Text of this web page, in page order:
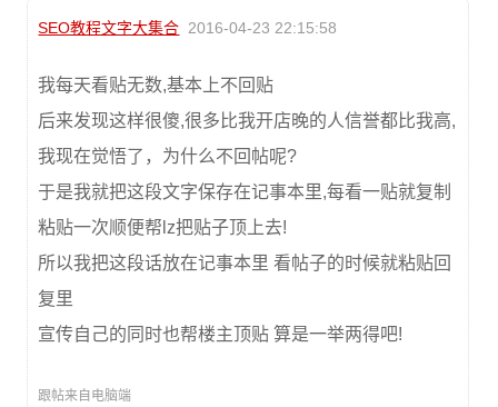
SEO教程文字大集合 2016-04-23 22:15:58
我每天看贴无数,基本上不回贴
后来发现这样很傻,很多比我开店晚的人信誉都比我高,
我现在觉悟了，为什么不回帖呢?
于是我就把这段文字保存在记事本里,每看一贴就复制
粘贴一次顺便帮lz把贴子顶上去!
所以我把这段话放在记事本里 看帖子的时候就粘贴回
复里
宣传自己的同时也帮楼主顶贴 算是一举两得吧!
跟帖来自电脑端